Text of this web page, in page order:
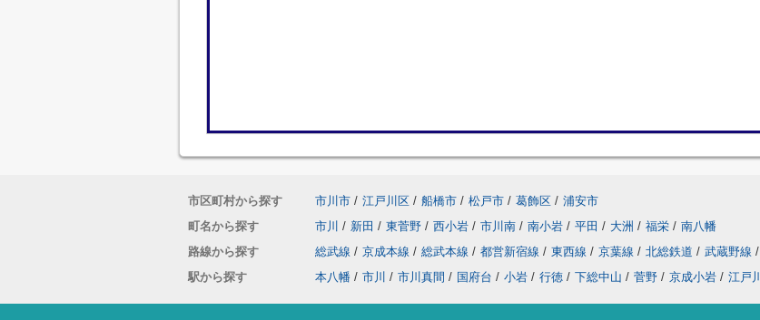
市区町村から探す 市川市 / 江戸川区 / 船橋市 / 松戸市 / 葛飾区 / 浦安市
町名から探す
市川 / 新田 / 東菅野 / 西小岩 / 市川南 / 南小岩 / 平田 / 大洲 / 福栄 / 南八幡
路線から探す
総武線 / 京成本線 / 総武本線 / 都営新宿線 / 東西線 / 京葉線 / 北総鉄道 / 武蔵野線 /
駅から探す
本八幡 / 市川 / 市川真間 / 国府台 / 小岩 / 行徳 / 下総中山 / 菅野 / 京成小岩 / 江戸川